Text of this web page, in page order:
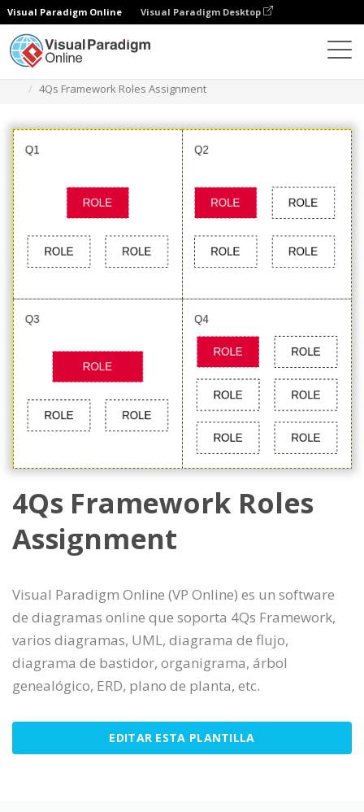
Visual Paradigm Online Visual Paradigm Desktop
4Qs Framework Roles Assignment
4Qs Framework Roles
Assignment
Visual Paradigm Online (VP Online) es un software
de diagramas online que soporta 4Qs Framework,
varios diagramas, UML, diagrama de flujo,
diagrama de bastidor, organigrama, árbol
genealógico, ERD, plano de planta, etc.
EDITAR ESTA PLANTILLA